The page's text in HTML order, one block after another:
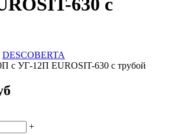
630 с
DESCOBERTA
с УГ-12П EUROSIT-630 с трубой
+